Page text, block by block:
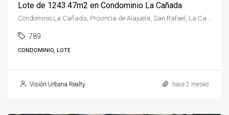
Lote de 1243.47m2 en Condominio La Cañada
Condominio La Cañada, Provincia de Alajuela, San Rafael, La Cañada, Costa Rica
789
CONDOMINIO, LOTE
Visión Urbana Realty hace 2 meses